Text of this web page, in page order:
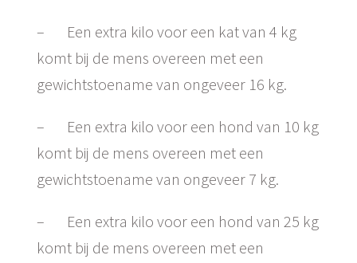
– Een extra kilo voor een kat van 4 kg
komt bij de mens overeen met een
gewichtstoename van ongeveer 16 kg.
– Een extra kilo voor een hond van 10 kg
komt bij de mens overeen met een
gewichtstoename van ongeveer 7 kg.
– Een extra kilo voor een hond van 25 kg
komt bij de mens overeen met een